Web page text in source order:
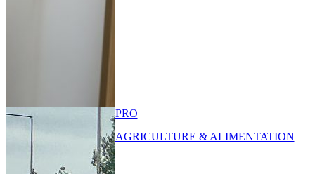
PRO
AGRICULTURE & ALIMENTATION